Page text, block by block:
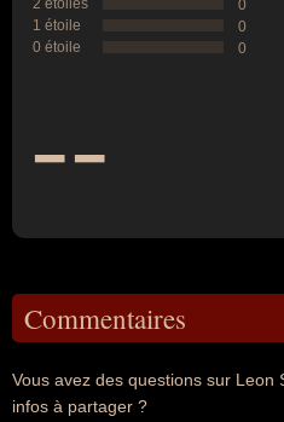
2 étoiles
0
1 étoile
0
0 étoile
0
--
Commentaires
Vous avez des questions sur Leon
infos à partager ?